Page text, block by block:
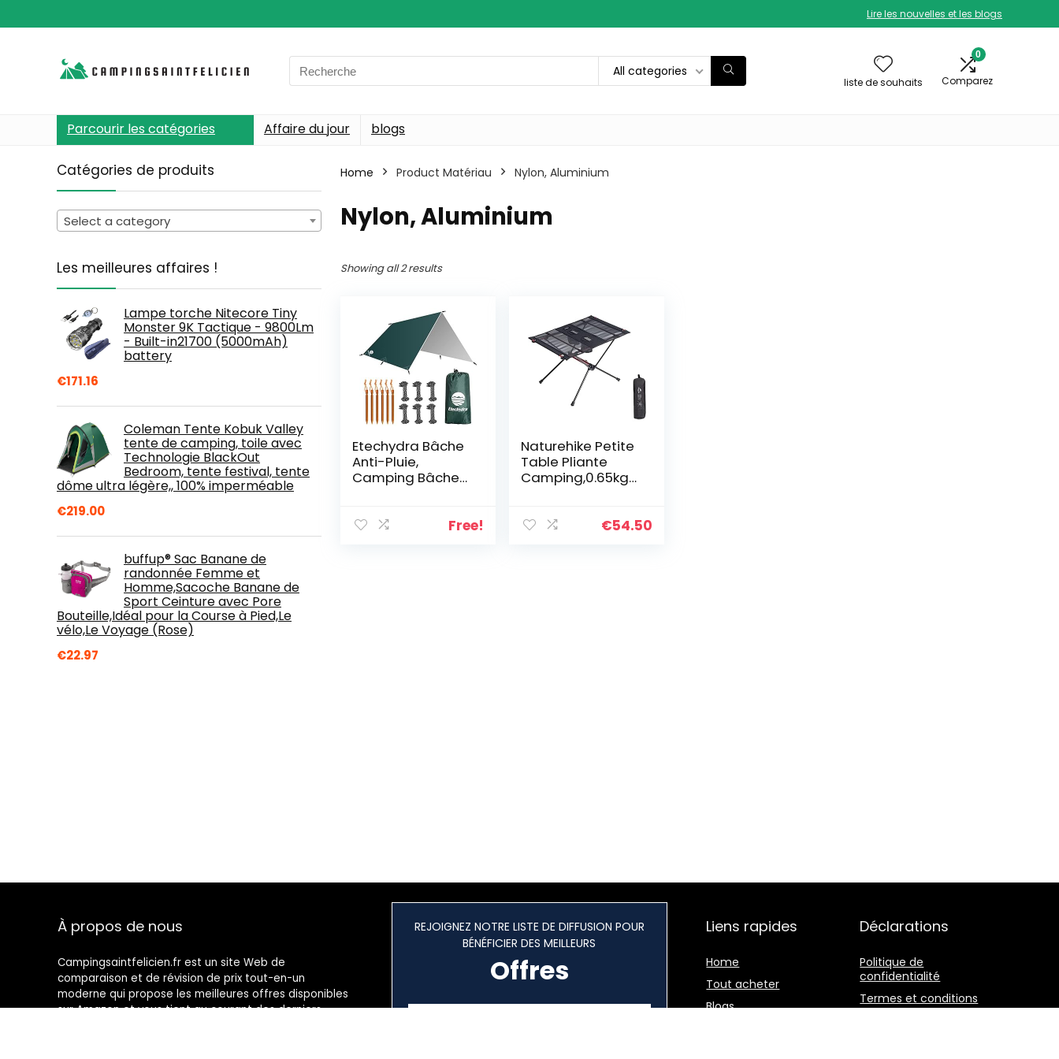
Lire les nouvelles et les blogs
Search
for:
All categories
liste de souhaits
0
Comparez
Parcourir les catégories Affaire du jour blogs
Catégories de produits
Select a category
Les meilleures affaires !
Lampe torche Nitecore Tiny
Monster 9K Tactique - 9800Lm
- Built-in21700 (5000mAh)
battery
€171.16
Coleman Tente Kobuk Valley
tente de camping, toile avec
Technologie BlackOut
Bedroom, tente festival, tente
dôme ultra légère,, 100% imperméable
€219.00
buffup® Sac Banane de
randonnée Femme et
Homme,Sacoche Banane de
Sport Ceinture avec Pore
Bouteille,Idéal pour la Course à Pied,Le
vélo,Le Voyage (Rose)
€22.97
Home Product Matériau ‎Nylon, Aluminium
‎Nylon, Aluminium
Showing all 2 results
Etechydra Bâche
Anti-Pluie,
Camping Bâche
randonnée,
Free!
Naturehike Petite
Table Pliante
Camping,0.65kg
Sac,Hauteur €54.50
À propos de nous
Campingsaintfelicien.fr est un site Web de
comparaison et de révision de prix tout-en-un
moderne qui propose les meilleures offres disponibles
sur Amazon et vous tient au courant des derniers
REJOIGNEZ NOTRE LISTE DE DIFFUSION POUR
BÉNÉFICIER DES MEILLEURS
Offres
Liens rapides
Home
Tout acheter
Blogs
Déclarations
Politique de
confidentialité
Termes et conditions